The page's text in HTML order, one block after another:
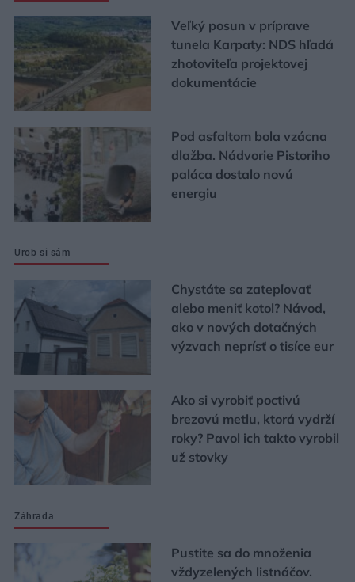
Veľký posun v príprave
tunela Karpaty: NDS hľadá
zhotoviteľa projektovej
dokumentácie
Pod asfaltom bola vzácna
dlažba. Nádvorie Pistoriho
paláca dostalo novú
energiu
Urob si sám
Chystáte sa zatepľovať
alebo meniť kotol? Návod,
ako v nových dotačných
výzvach neprísť o tisíce eur
Ako si vyrobiť poctivú
brezovú metlu, ktorá vydrží
roky? Pavol ich takto vyrobil
už stovky
Záhrada
Pustite sa do množenia
vždyzelených listnáčov.